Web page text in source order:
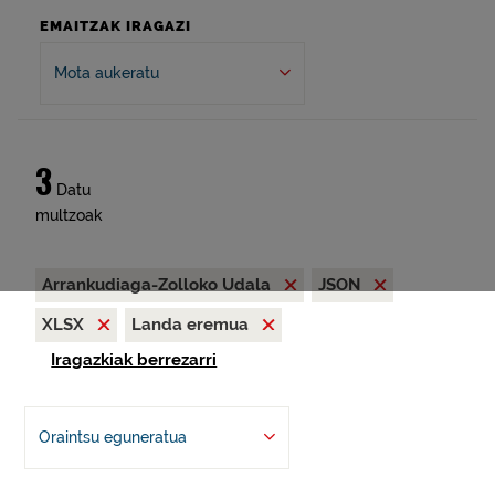
EMAITZAK IRAGAZI
Mota aukeratu
3 Datu
multzoak
Arrankudiaga-Zolloko Udala
JSON
XLSX
Landa eremua
Iragazkiak berrezarri
Oraintsu eguneratua